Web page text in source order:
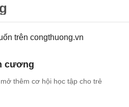
trên congthuong.vn
cương
thêm cơ hội học tập cho trẻ